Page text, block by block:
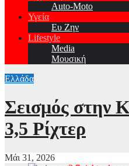
Auto-Moto
Υγεία
Ευ Ζην
Lifestyle
Media
Μουσική
Ελλάδα
Σεισμός στην
3,5 Ρίχτερ
Μάι 31, 2026